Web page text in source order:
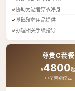
协助为逝者穿衣净身
基础殡葬用品提供
办理相关手续指导
尊贵C套餐
¥4800
小型告别仪式